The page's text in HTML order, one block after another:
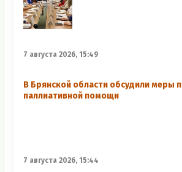
7 августа 2026, 15:49
В Брянской области обсудили меры
паллиативной помощи
7 августа 2026, 15:44